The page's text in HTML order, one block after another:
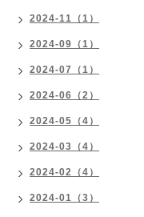
2024-11（1）
2024-09（1）
2024-07（1）
2024-06（2）
2024-05（4）
2024-03（4）
2024-02（4）
2024-01（3）